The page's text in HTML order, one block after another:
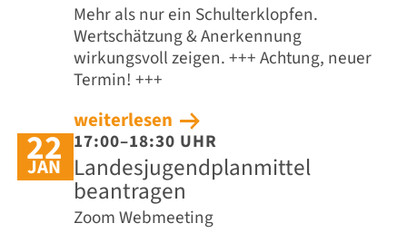
Mehr als nur ein Schulterklopfen.
Wertschätzung & Anerkennung
wirkungsvoll zeigen. +++ Achtung, neuer
Termin! +++
weiterlesen
22
JAN
17:00–18:30 UHR
Landesjugendplanmittel
beantragen
Zoom Webmeeting